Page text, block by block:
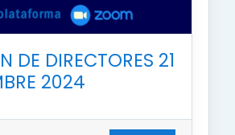
DE DIRECTORES 21
2024